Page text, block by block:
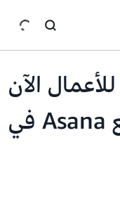
يدعم Amazon Q للأعمال الآن
عمليات التكامل مع Asana في